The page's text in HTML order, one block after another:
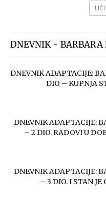
DNEVNIK - BARBARA
DNEVNIK ADAPTACIJE:
DIO – KUPNJA
DNEVNIK ADAPTACIJE:
– 2 DIO. RADOVI U
DNEVNIK ADAPTACIJE:
– 3 DIO. I STAN JE